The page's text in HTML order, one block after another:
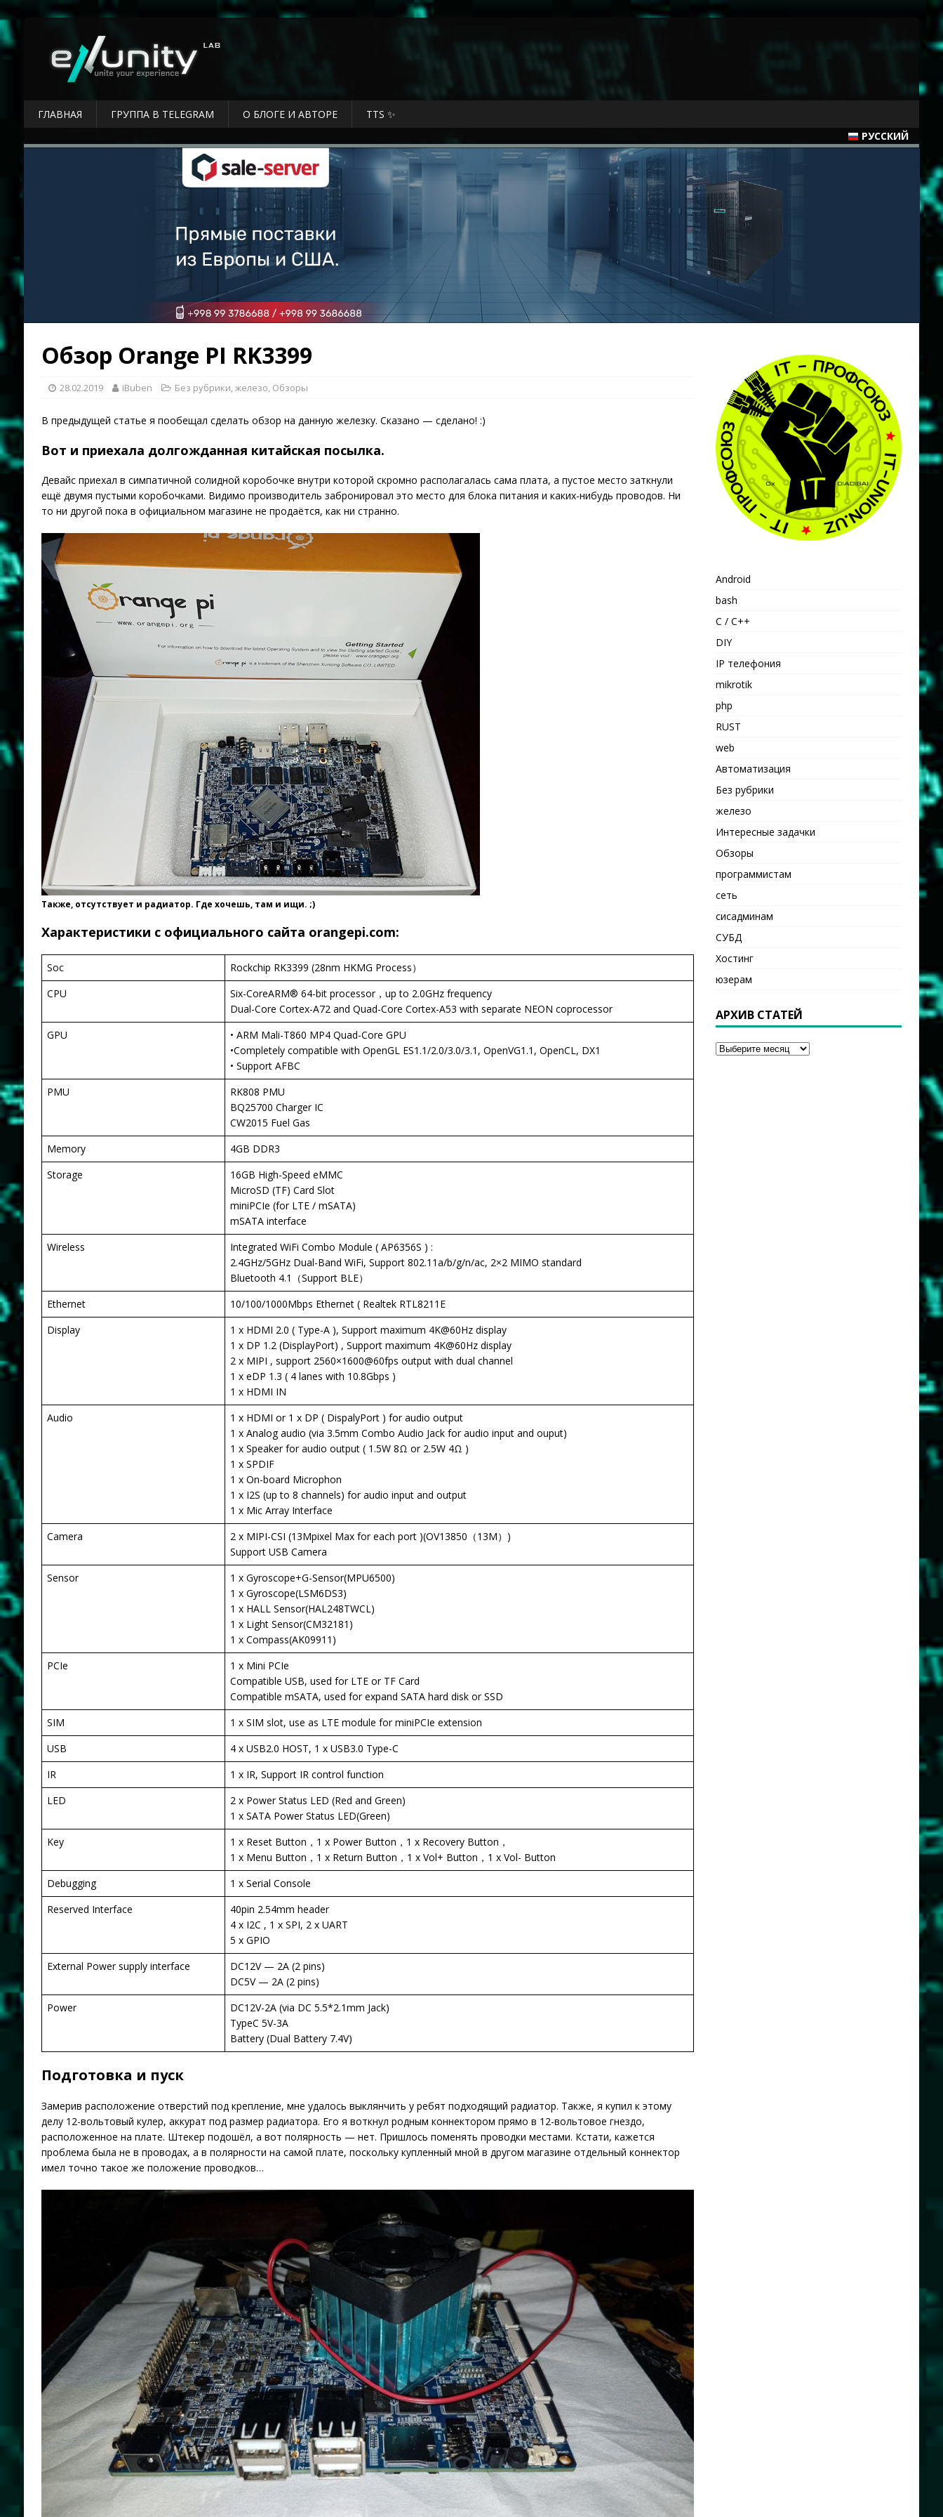
ГЛАВНАЯ ГРУППА В TELEGRAM О БЛОГЕ И АВТОРЕ
TTS ✨
РУССКИЙ
Обзор Orange PI RK3399
28.02.2019 iBuben Без рубрики,железо, Обзоры
В предыдущей статье я пообещал сделать обзор на данную железку. Сказано — сделано! :)
Вот и приехала долгожданная китайская посылка.
Девайс приехал в симпатичной солидной коробочке внутри которой скромно располагалась сама плата, а пустое место заткнули
ещё двумя пустыми коробочками. Видимо производитель забронировал это место для блока питания и каких-нибудь проводов. Ни
то ни другой пока в официальном магазине не продаётся, как ни странно.
Также, отсутствует и радиатор. Где хочешь, там и ищи. ;)
Характеристики с официального сайта orangepi.com:
Soc
Rockchip RK3399 (28nm HKMG Process）
CPU
Six-CoreARM® 64-bit processor，up to 2.0GHz frequency
Dual-Core Cortex-A72 and Quad-Core Cortex-A53 with separate NEON coprocessor
GPU
• ARM Mali-T860 MP4 Quad-Core GPU
•Completely compatible with OpenGL ES1.1/2.0/3.0/3.1, OpenVG1.1, OpenCL, DX1
• Support AFBC
PMU
RK808 PMU
BQ25700 Charger IC
CW2015 Fuel Gas
Memory
4GB DDR3
Storage
16GB High-Speed eMMC
MicroSD (TF) Card Slot
miniPCIe (for LTE / mSATA)
mSATA interface
Wireless
Integrated WiFi Combo Module ( AP6356S ) :
2.4GHz/5GHz Dual-Band WiFi, Support 802.11a/b/g/n/ac, 2×2 MIMO standard
Bluetooth 4.1（Support BLE）
Ethernet
10/100/1000Mbps Ethernet ( Realtek RTL8211E
Display
1 x HDMI 2.0 ( Type-A ), Support maximum 4K@60Hz display
1 x DP 1.2 (DisplayPort) , Support maximum 4K@60Hz display
2 x MIPI , support 2560×1600@60fps output with dual channel
1 x eDP 1.3 ( 4 lanes with 10.8Gbps )
1 x HDMI IN
Audio
1 x HDMI or 1 x DP ( DispalyPort ) for audio output
1 x Analog audio (via 3.5mm Combo Audio Jack for audio input and ouput)
1 x Speaker for audio output ( 1.5W 8Ω or 2.5W 4Ω )
1 x SPDIF
1 x On-board Microphon
1 x I2S (up to 8 channels) for audio input and output
1 x Mic Array Interface
Camera
2 x MIPI-CSI (13Mpixel Max for each port )(OV13850（13M）)
Support USB Camera
Sensor
1 x Gyroscope+G-Sensor(MPU6500)
1 x Gyroscope(LSM6DS3)
1 x HALL Sensor(HAL248TWCL)
1 x Light Sensor(CM32181)
1 x Compass(AK09911)
PCIe
1 x Mini PCIe
Compatible USB, used for LTE or TF Card
Compatible mSATA, used for expand SATA hard disk or SSD
SIM
1 x SIM slot, use as LTE module for miniPCIe extension
USB
4 x USB2.0 HOST, 1 x USB3.0 Type-C
IR
1 x IR, Support IR control function
LED
2 x Power Status LED (Red and Green)
1 x SATA Power Status LED(Green)
Key
1 x Reset Button，1 x Power Button，1 x Recovery Button，
1 x Menu Button，1 x Return Button，1 x Vol+ Button，1 x Vol- Button
Debugging
1 x Serial Console
Reserved Interface
40pin 2.54mm header
4 x I2C , 1 x SPI, 2 x UART
5 x GPIO
External Power supply interface
DC12V — 2A (2 pins)
DC5V — 2A (2 pins)
Power
DC12V-2A (via DC 5.5*2.1mm Jack)
TypeC 5V-3A
Battery (Dual Battery 7.4V)
Подготовка и пуск
Замерив расположение отверстий под крепление, мне удалось выклянчить у ребят подходящий радиатор. Также, я купил к этому
делу 12-вольтовый кулер, аккурат под размер радиатора. Его я воткнул родным коннектором прямо в 12-вольтовое гнездо,
расположенное на плате. Штекер подошёл, а вот полярность — нет. Пришлось поменять проводки местами. Кстати, кажется
проблема была не в проводах, а в полярности на самой плате, поскольку купленный мной в другом магазине отдельный коннектор
имел точно такое же положение проводков…
Android
bash
C / C++
DIY
IP телефония
mikrotik
php
RUST
web
Автоматизация
Без рубрики
железо
Интересные задачки
Обзоры
программистам
сеть
сисадминам
СУБД
Хостинг
юзерам
АРХИВ СТАТЕЙ